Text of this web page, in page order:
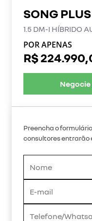
SONG PLUS
1.5 DM-I HÍBRIDO
POR APENAS
R$
Preencha o
consultores entrarão